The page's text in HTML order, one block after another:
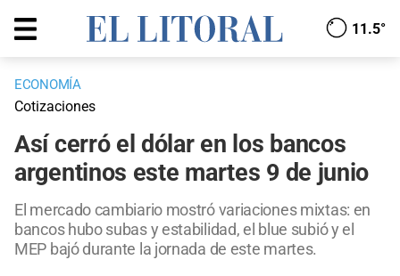
11.5°
ECONOMÍA
Cotizaciones
Así cerró el dólar en los bancos
argentinos este martes 9 de junio
El mercado cambiario mostró variaciones mixtas: en
bancos hubo subas y estabilidad, el blue subió y el
MEP bajó durante la jornada de este martes.